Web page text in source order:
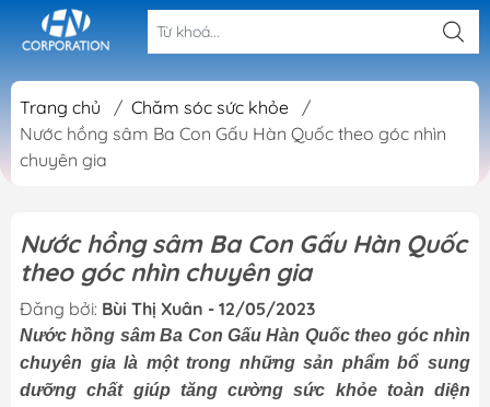
Trang chủ / Chăm sóc sức khỏe
/
Nước hồng sâm Ba Con Gấu Hàn Quốc theo góc nhìn
chuyên gia
Nước hồng sâm Ba Con Gấu Hàn Quốc
theo góc nhìn chuyên gia
Đăng bởi: Bùi Thị Xuân - 12/05/2023
Nước hồng sâm Ba Con Gấu Hàn Quốc theo góc nhìn
chuyên gia là một trong những sản phẩm bổ sung
dưỡng chất giúp tăng cường sức khỏe toàn diện